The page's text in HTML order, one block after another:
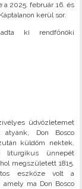
2025. február 16. és
kerül sor.
ki rendfőnöki
üdvözletemet
Don Bosco
küldöm nektek,
liturgikus ünnepét
megszületett 1815.
eszköze volt a
ma Don Bosco